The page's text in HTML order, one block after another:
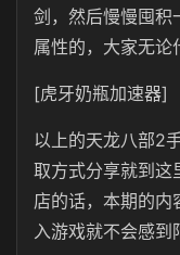
剑，然后慢慢囤积
属性的，大家无论
[虎牙奶瓶加速器]
以上的天龙八部2
取方式分享就到这
店的话，本期的内
入游戏就不会感到